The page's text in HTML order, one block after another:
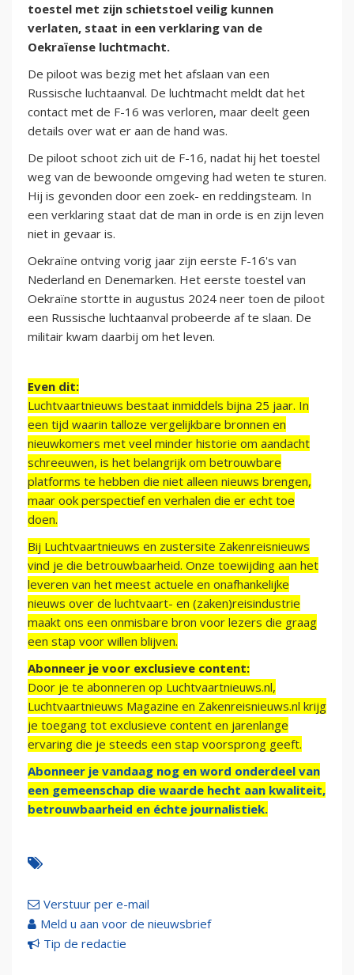
toestel met zijn schietstoel veilig kunnen
verlaten, staat in een verklaring van de
Oekraïense luchtmacht.
De piloot was bezig met het afslaan van een
Russische luchtaanval. De luchtmacht meldt dat het
contact met de F-16 was verloren, maar deelt geen
details over wat er aan de hand was.
De piloot schoot zich uit de F-16, nadat hij het toestel
weg van de bewoonde omgeving had weten te sturen.
Hij is gevonden door een zoek- en reddingsteam. In
een verklaring staat dat de man in orde is en zijn leven
niet in gevaar is.
Oekraïne ontving vorig jaar zijn eerste F-16's van
Nederland en Denemarken. Het eerste toestel van
Oekraïne stortte in augustus 2024 neer toen de piloot
een Russische luchtaanval probeerde af te slaan. De
militair kwam daarbij om het leven.
Even dit:
Luchtvaartnieuws bestaat inmiddels bijna 25 jaar. In
een tijd waarin talloze vergelijkbare bronnen en
nieuwkomers met veel minder historie om aandacht
schreeuwen, is het belangrijk om betrouwbare
platforms te hebben die niet alleen nieuws brengen,
maar ook perspectief en verhalen die er echt toe
doen.
Bij Luchtvaartnieuws en zustersite Zakenreisnieuws
vind je die betrouwbaarheid. Onze toewijding aan het
leveren van het meest actuele en onafhankelijke
nieuws over de luchtvaart- en (zaken)reisindustrie
maakt ons een onmisbare bron voor lezers die graag
een stap voor willen blijven.
Abonneer je voor exclusieve content:
Door je te abonneren op Luchtvaartnieuws.nl,
Luchtvaartnieuws Magazine en Zakenreisnieuws.nl krijg
je toegang tot exclusieve content en jarenlange
ervaring die je steeds een stap voorsprong geeft.
Abonneer je vandaag nog en word onderdeel van
een gemeenschap die waarde hecht aan kwaliteit,
betrouwbaarheid en échte journalistiek.
Verstuur per e-mail
Meld u aan voor de nieuwsbrief
Tip de redactie